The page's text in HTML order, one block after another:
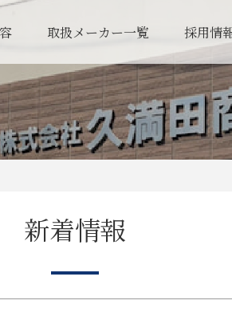
取扱メーカー一覧 採用情
新着情報